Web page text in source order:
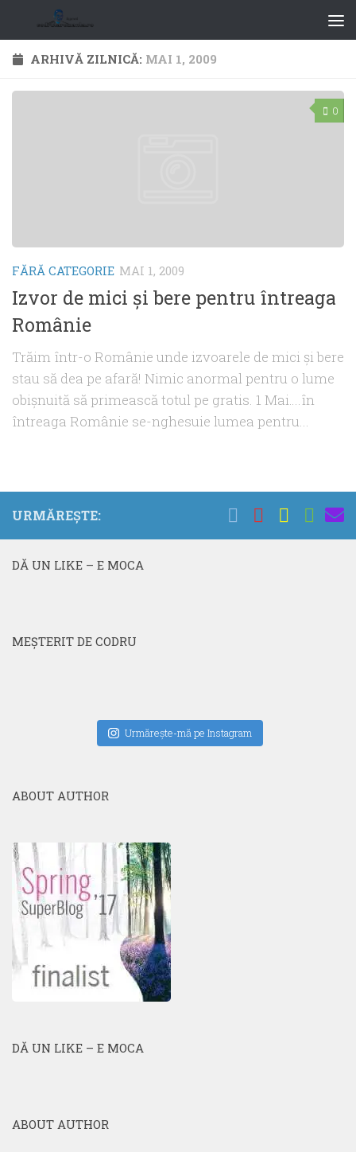
ARHIVĂ ZILNICĂ: MAI 1, 2009
0
FĂRĂ CATEGORIE MAI 1, 2009
Izvor de mici şi bere pentru întreaga
Românie
Trăim într-o Românie unde izvoarele de mici şi bere
stau să dea pe afară! Nimic anormal pentru o lume
obişnuită să primească totul pe gratis. 1 Mai….în
întreaga Românie se-nghesuie lumea pentru...
URMĂREȘTE:
DĂ UN LIKE – E MOCA
MEŞTERIT DE CODRU
Urmăreşte-mă pe Instagram
ABOUT AUTHOR
DĂ UN LIKE – E MOCA
ABOUT AUTHOR